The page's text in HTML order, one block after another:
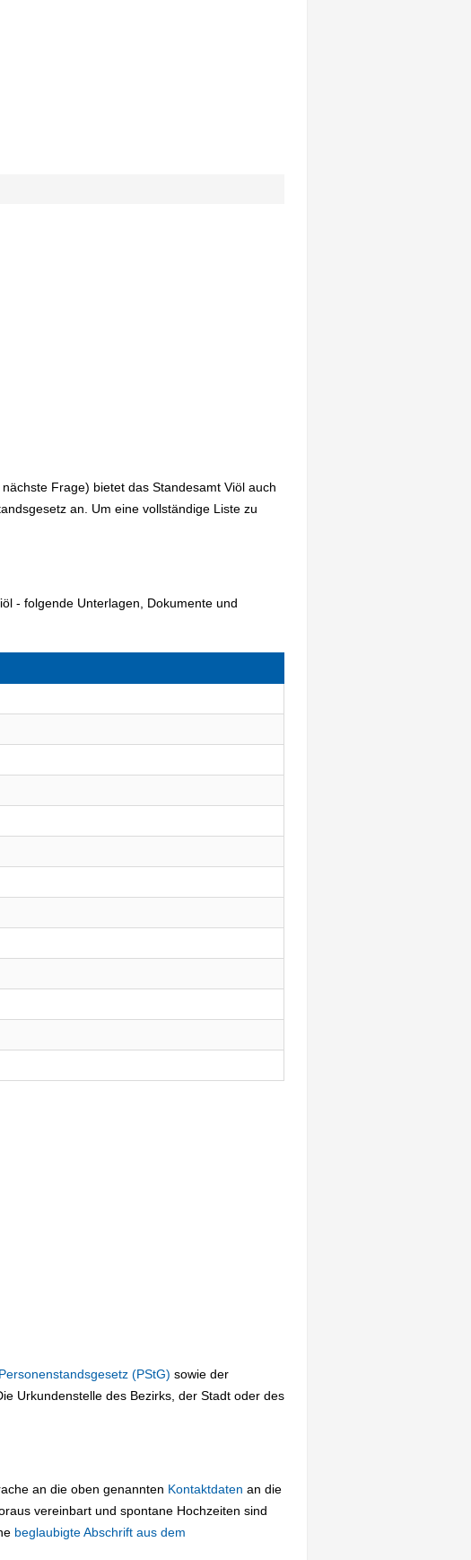
Frage) bietet das Standesamt Viöl auch
an. Um eine vollständige Liste zu
- folgende Unterlagen, Dokumente und
(PStG) sowie der
Urkundenstelle des Bezirks, der Stadt oder des
an die oben genannten Kontaktdaten an die
vereinbart und spontane Hochzeiten sind
beglaubigte Abschrift aus dem